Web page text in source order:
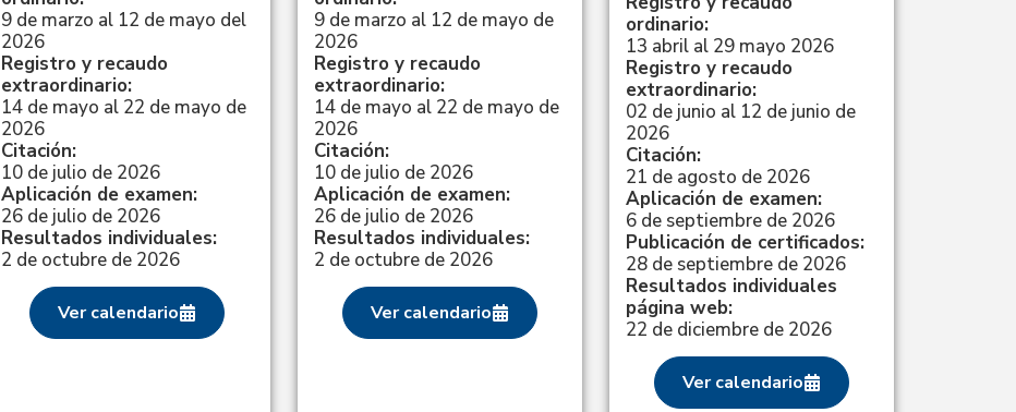
9 de marzo al 12 de mayo del
2026
Registro y recaudo
extraordinario:
14 de mayo al 22 de mayo de
2026
Citación:
10 de julio de 2026
Aplicación de examen:
26 de julio de 2026
Resultados individuales:
2 de octubre de 2026
Ver calendario
9 de marzo al 12 de mayo de
2026
Registro y recaudo
extraordinario:
14 de mayo al 22 de mayo de
2026
Citación:
10 de julio de 2026
Aplicación de examen:
26 de julio de 2026
Resultados individuales:
2 de octubre de 2026
Ver calendario
ordinario:
13 abril al 29 mayo 2026
Registro y recaudo
extraordinario:
02 de junio al 12 de junio de
2026
Citación:
21 de agosto de 2026
Aplicación de examen:
6 de septiembre de 2026
Publicación de certificados:
28 de septiembre de 2026
Resultados individuales
página web:
22 de diciembre de 2026
Ver calendario